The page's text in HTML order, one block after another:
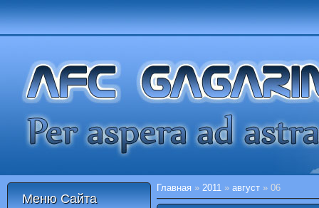
Меню Сайта
Главная » 2011 » август » 06